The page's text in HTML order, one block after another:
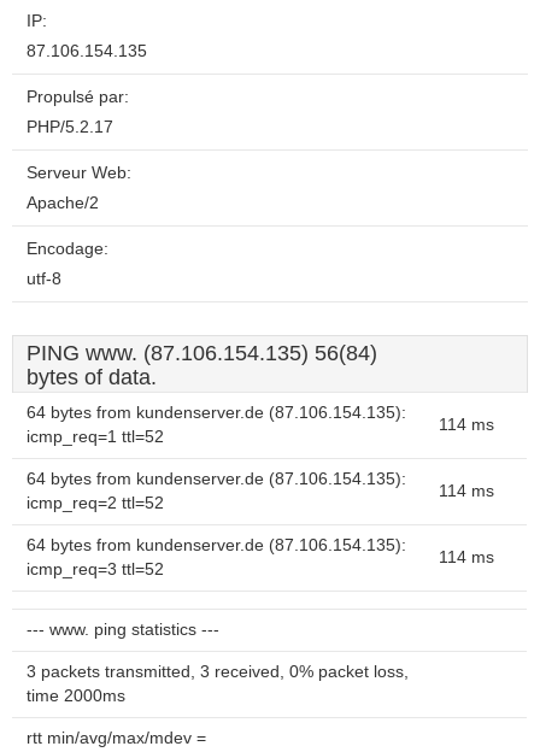
IP:
87.106.154.135
Propulsé par:
PHP/5.2.17
Serveur Web:
Apache/2
Encodage:
utf-8
PING www. (87.106.154.135) 56(84)
bytes of data.
64 bytes from kundenserver.de (87.106.154.135):
icmp_req=1 ttl=52
114 ms
64 bytes from kundenserver.de (87.106.154.135):
icmp_req=2 ttl=52
114 ms
64 bytes from kundenserver.de (87.106.154.135):
icmp_req=3 ttl=52
114 ms
--- www. ping statistics ---
3 packets transmitted, 3 received, 0% packet loss,
time 2000ms
rtt min/avg/max/mdev =